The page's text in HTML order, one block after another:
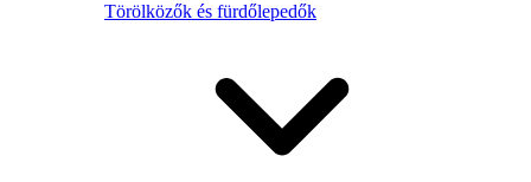
Törölközők és fürdőlepedők